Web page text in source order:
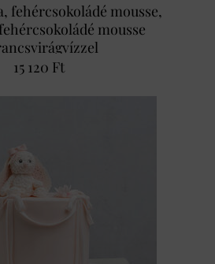
fehércsokoládé mousse,
mousse
15 120 Ft